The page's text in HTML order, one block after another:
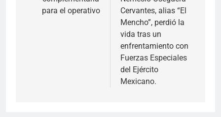
para el operativo
Cervantes, alias “El
Mencho”, perdió la
vida tras un
enfrentamiento con
Fuerzas Especiales
del Ejército
Mexicano.